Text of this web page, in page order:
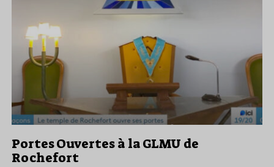
Portes Ouvertes à la GLMU de
Rochefort